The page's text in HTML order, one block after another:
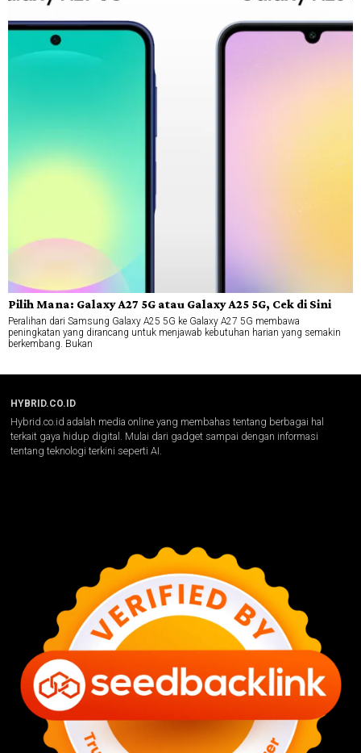
Pilih Mana: Galaxy A27 5G atau Galaxy A25 5G, Cek di Sini
Peralihan dari Samsung Galaxy A25 5G ke Galaxy A27 5G membawa
peningkatan yang dirancang untuk menjawab kebutuhan harian yang semakin
berkembang. Bukan
HYBRID.CO.ID
Hybrid.co.id adalah media online yang membahas tentang berbagai hal
terkait gaya hidup digital. Mulai dari gadget sampai dengan informasi
tentang teknologi terkini seperti AI.